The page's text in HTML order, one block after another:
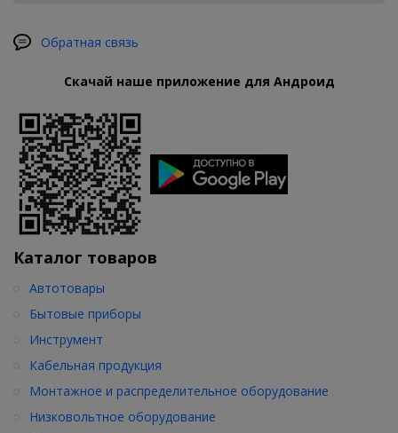
Обратная связь
Скачай наше приложение для Андроид
Каталог товаров
Автотовары
Бытовые приборы
Инструмент
Кабельная продукция
Монтажное и распределительное оборудование
Низковольтное оборудование